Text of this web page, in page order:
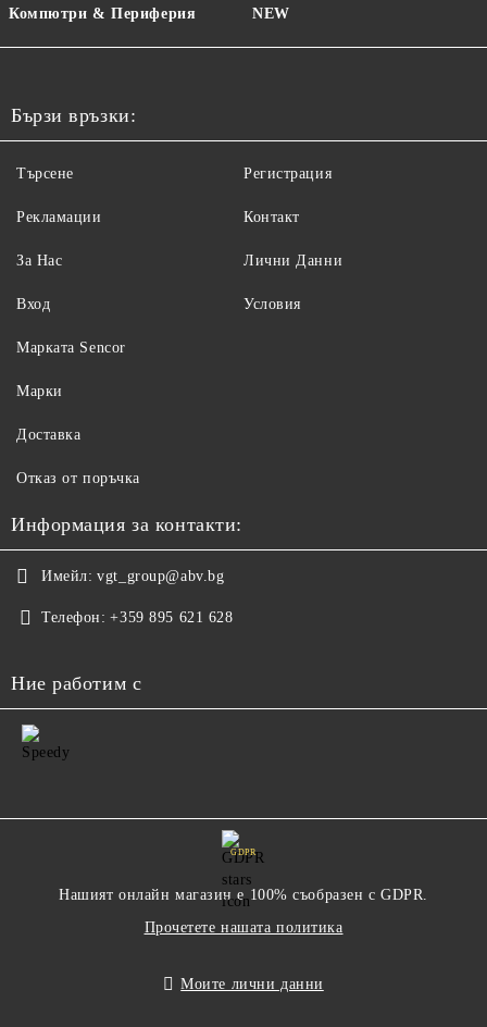
Компютри & Периферия NEW
Бързи връзки:
Търсене
Рекламации
За Нас
Вход
Регистрация
Контакт
Лични Данни
Условия
Maрката Sencor
Марки
Доставка
Отказ от поръчка
Информация за контакти:
Имейл: vgt_group@abv.bg
Телефон: +359 895 621 628
Ние работим с
GDPR
Нашият онлайн магазин е 100% съобразен с GDPR.
Прочетете нашата политика
Моите лични данни